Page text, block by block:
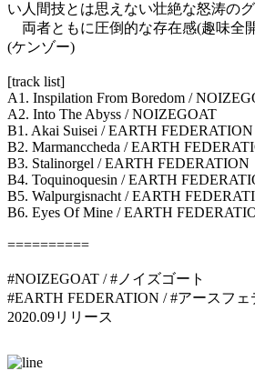
い人間技とは思えない壮絶な怒涛の
両者ともに圧倒的な存在感(趣味全
(ケンゾー)
[track list]
A1. Inspilation From Boredom /
A2. Into The Abyss / NOIZEGOAT
B1. Akai Suisei / EARTH FEDERATION
B2. Marmanccheda / EARTH
B3. Stalinorgel / EARTH FEDERATION
B4. Toquinoquesin / EARTH
B5. Walpurgisnacht / EARTH
B6. Eyes Of Mine / EARTH
==========
#NOIZEGOAT / #ノイズゴート
#EARTH FEDERATION / #アースフ
2020.09リリース